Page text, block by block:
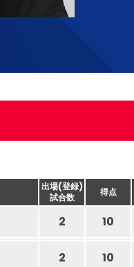
出場(登録)
試合数
得点
2 10
2 10